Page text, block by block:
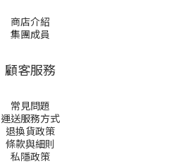
商店介紹
集團成員
顧客服務
常見問題
運送服務方式
退換貨政策
條款與細則
私隱政策